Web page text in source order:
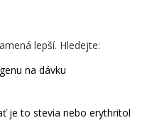
lepší. Hledejte:
na dávku
je to stevia nebo erythritol